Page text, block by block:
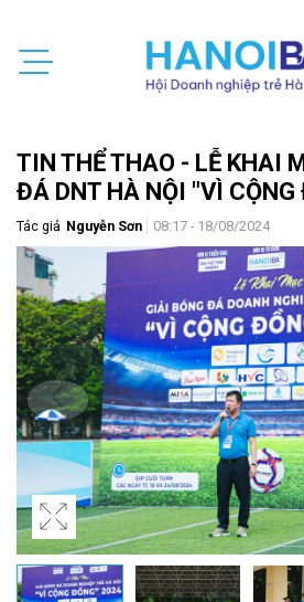
TIN THỂ THAO - LỄ KHAI
ĐÁ DNT HÀ NỘI "VÌ
Tác giả Nguyễn Sơn 08:17 - 18/08/2024